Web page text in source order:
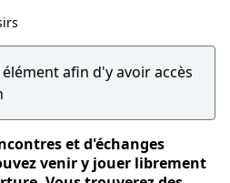
afin d'y avoir accès
et d'échanges
venir y jouer librement